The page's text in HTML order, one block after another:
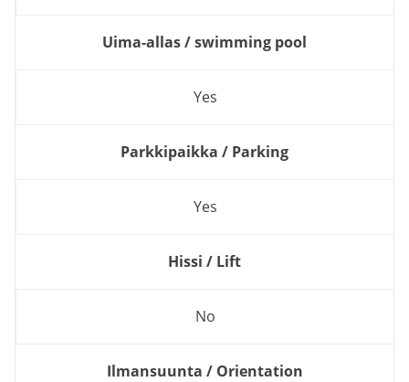
Uima-allas / swimming pool
Yes
Parkkipaikka / Parking
Yes
Hissi / Lift
No
Ilmansuunta / Orientation